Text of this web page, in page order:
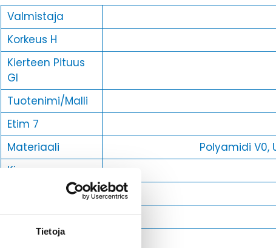
Tietoja
Valmistaja
Korkeus H
Kierteen Pituus
Gl
Tuotenimi/Malli
Etim 7
Materiaali
Polyamidi V0,
Kierre
Ulkokierre Ag
Normen
Min [C]